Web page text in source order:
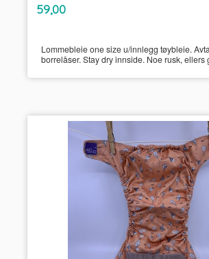
Pris
59,00mva.
Lommebleie one size u/innlegg tøybleie.
borrelåser. Stay dry innside. Noe rusk, ellers